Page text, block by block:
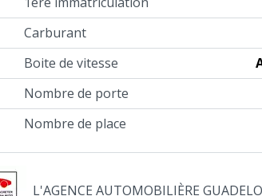
Carburant
Boite de vitesse
Nombre de porte
Nombre de place
L'AGENCE AUTOMOBILIÈRE